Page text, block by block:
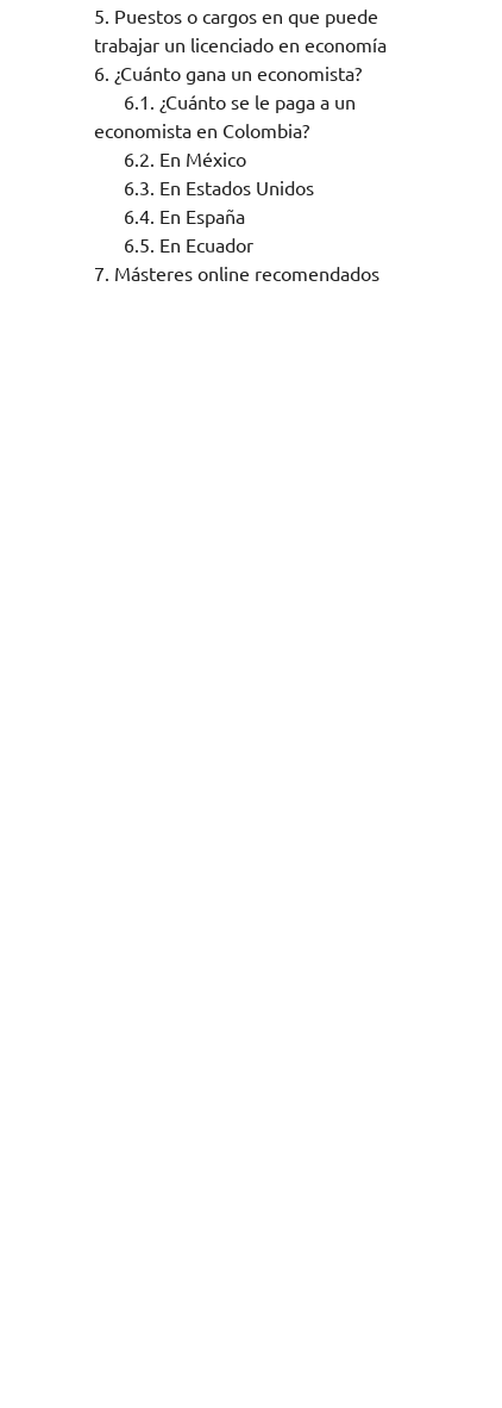
5. Puestos o cargos en que puede
trabajar un licenciado en economía
6. ¿Cuánto gana un economista?
6.1. ¿Cuánto se le paga a un
economista en Colombia?
6.2. En México
6.3. En Estados Unidos
6.4. En España
6.5. En Ecuador
7. Másteres online recomendados